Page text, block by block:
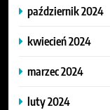
październik 2024
kwiecień 2024
marzec 2024
luty 2024